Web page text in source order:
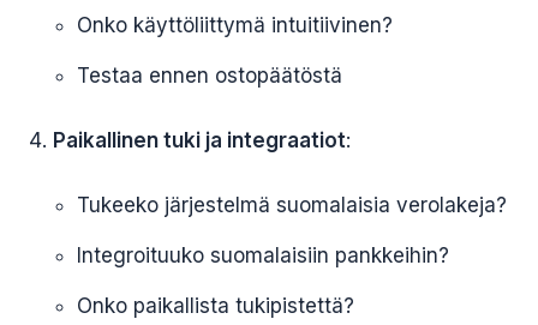
Onko käyttöliittymä intuitiivinen?
Testaa ennen ostopäätöstä
Paikallinen tuki ja integraatiot:
Tukeeko järjestelmä suomalaisia verolakeja?
Integroituuko suomalaisiin pankkeihin?
Onko paikallista tukipistettä?